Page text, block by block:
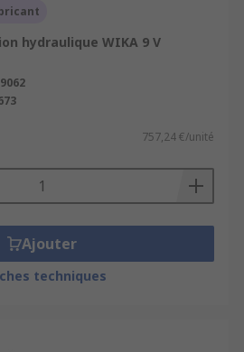
hydraulique WIKA 9 V
757,24 €/unité
Ajouter
techniques